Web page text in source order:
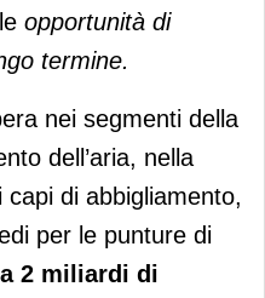
opportunità di
termine.
nei segmenti della
dell’aria, nella
di abbigliamento,
per le punture di
2 miliardi di